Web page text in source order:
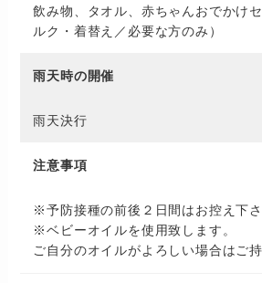
飲み物、タオル、赤ちゃんおでかけ
ルク・着替え／必要な方のみ）
雨天時の開催
雨天決行
注意事項
※予防接種の前後２日間はお控え下
※ベビーオイルを使用致します。
ご自分のオイルがよろしい場合はご持